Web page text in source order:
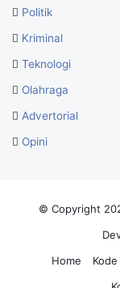
Politik
Kriminal
Teknologi
Olahraga
Advertorial
Opini
© Copyright
Home